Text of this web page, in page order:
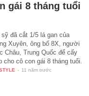
gái 8 tháng tuổi
sỹ đã cắt 1/5 lá gan của
Xuyên, ông bố 8X, người
Châu, Trung Quốc để cấy
cho cô con gái 8 tháng tuổi.
- 11 năm trước